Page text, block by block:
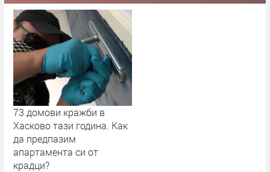
73 домови кражби в
Хасково тази година. Как
да предпазим
апартамента си от
крадци?